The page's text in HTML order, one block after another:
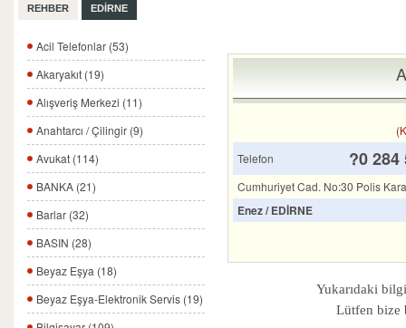
REHBER EDİRNE
Acil Telefonlar (53)
Akaryakıt (19)
Alışveriş Merkezi (11)
Anahtarcı / Çilingir (9)
Avukat (114)
BANKA (21)
Barlar (32)
BASIN (28)
Beyaz Eşya (18)
Beyaz Eşya-Elektronik Servis (19)
Telefon
?0 284
Cumhuriyet Cad. No:30 Polis
Enez / EDİRNE
Yukarıdaki
Lütfen bize